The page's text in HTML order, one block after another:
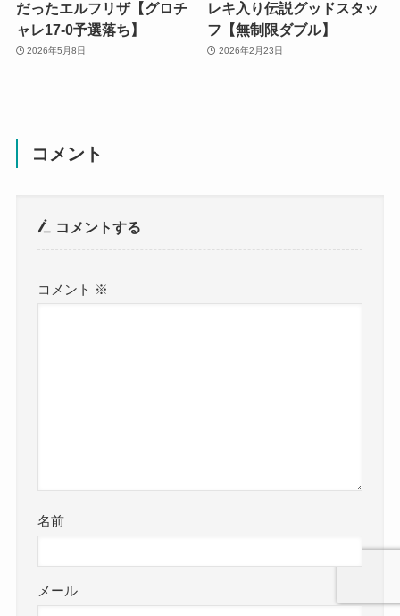
だったエルフリザ【グロチ
ャレ17-0予選落ち】
2026年5月8日
レキ入り伝説グッドスタッ
フ【無制限ダブル】
2026年2月23日
コメント
コメントする
コメント ※
名前
メール